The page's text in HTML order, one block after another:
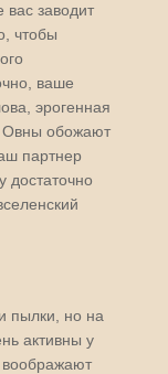
вас заводит
чтобы
ваше
эрогенная
Овны обожают
партнер
достаточно
пылки, но на
активны у
воображают